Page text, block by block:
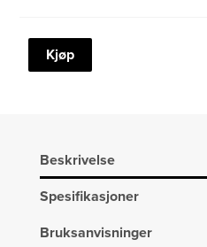
FENIX
HL45R
STRÅLE
(DEMO)
antall
Kjøp
Beskrivelse
Spesifikasjoner
Bruksanvisninger